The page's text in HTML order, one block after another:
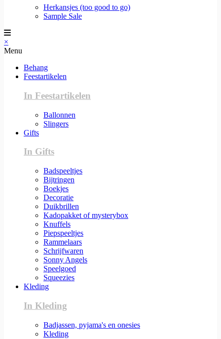
Herkansjes (too good to go)
Sample Sale
×
Menu
Behang
Feestartikelen
In Feestartikelen
Ballonnen
Slingers
Gifts
In Gifts
Badspeeltjes
Bijtringen
Boekjes
Decoratie
Duikbrillen
Kadopakket of mysterybox
Knuffels
Piepspeeltjes
Rammelaars
Schrijfwaren
Sonny Angels
Speelgoed
Squeezies
Kleding
In Kleding
Badjassen, pyjama's en onesies
Kleding